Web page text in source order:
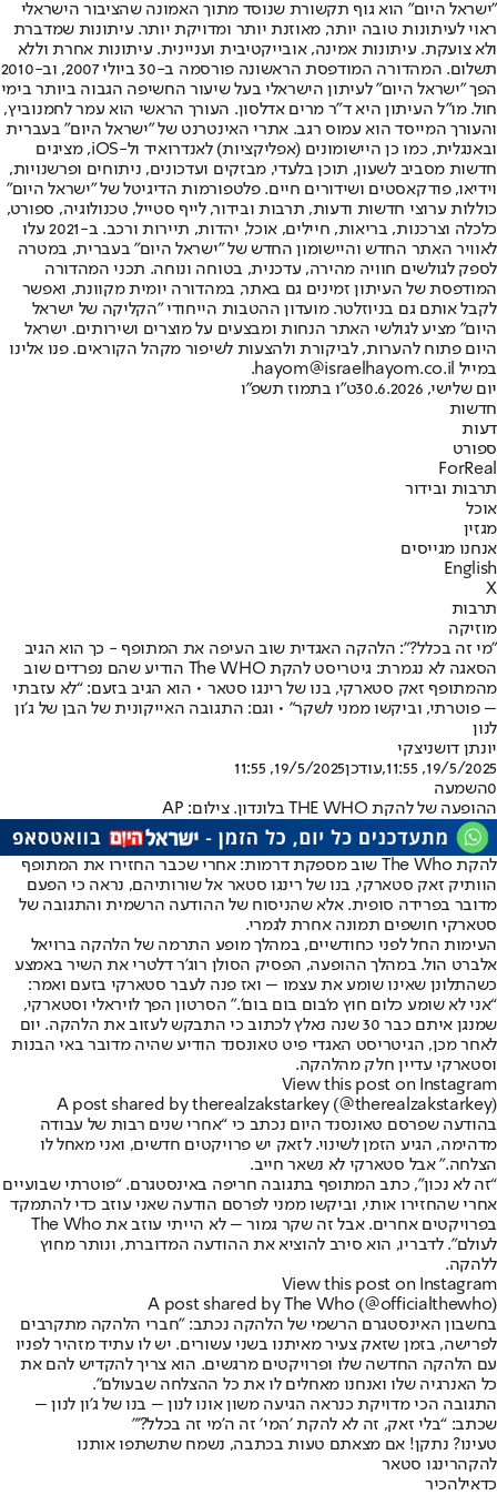
"ישראל היום" הוא גוף תקשורת שנוסד מתוך האמונה שהציבור הישראלי
ראוי לעיתונות טובה יותר, מאוזנת יותר ומדויקת יותר. עיתונות שמדברת
ולא צועקת. עיתונות אמינה, אובייקטיבית ועניינית. עיתונות אחרת וללא
תשלום. המהדורה המודפסת הראשונה פורסמה ב-30 ביולי 2007, וב-2010
הפך "ישראל היום" לעיתון הישראלי בעל שיעור החשיפה הגבוה ביותר בימי
חול. מו"ל העיתון היא ד"ר מרים אדלסון. העורך הראשי הוא עמר לחמנוביץ,
והעורך המייסד הוא עמוס רגב. אתרי האינטרנט של "ישראל היום" בעברית
ובאנגלית, כמו כן היישומונים (אפליקציות) לאנדרואיד ול-iOS, מציגים
חדשות מסביב לשעון, תוכן בלעדי, מבזקים ועדכונים, ניתוחים ופרשנויות,
וידיאו, פודקאסטים ושידורים חיים. פלטפורמות הדיגיטל של "ישראל היום"
כוללות ערוצי חדשות ודעות, תרבות ובידור, לייף סטייל, טכנולוגיה, ספורט,
כלכלה וצרכנות, בריאות, חיילים, אוכל, יהדות, תיירות ורכב. ב-2021 עלו
לאוויר האתר החדש והיישומון החדש של "ישראל היום" בעברית, במטרה
לספק לגולשים חוויה מהירה, עדכנית, בטוחה ונוחה. תכני המהדורה
המודפסת של העיתון זמינים גם באתר, במהדורה יומית מקוונת, ואפשר
לקבל אותם גם בניוזלטר. מועדון ההטבות הייחודי "הקליקה של ישראל
היום" מציע לגולשי האתר הנחות ומבצעים על מוצרים ושירותים. ישראל
היום פתוח להערות, לביקורת ולהצעות לשיפור מקהל הקוראים. פנו אלינו
במייל hayom@israelhayom.co.il.
יום שלישי, 30.6.2026
ט"ו בתמוז תשפ"ו
חדשות
דעות
ספורט
ForReal
תרבות ובידור
אוכל
מגזין
אנחנו מגייסים
English
X
תרבות
מוזיקה
"מי זה בכלל?": הלהקה האגדית שוב העיפה את המתופף - כך הוא הגיב
הסאגה לא נגמרת: גיטריסט להקת The WHO הודיע שהם נפרדים שוב
מהמתופף זאק סטארקי, בנו של רינגו סטאר • הוא הגיב בזעם: “לא עזבתי
– פוטרתי, וביקשו ממני לשקר" • וגם: התגובה האייקונית של הבן של ג׳ון
לנון
יונתן דושניצקי
19/5/2025, 11:55
,עודכן19/5/2025, 11:55
0השמעה
ההופעה של להקת THE WHO בלונדון. צילום: AP
להקת The Who שוב מספקת דרמות: אחרי שכבר החזירו את המתופף
הוותיק זאק סטארקי, בנו של רינגו סטאר אל שורותיהם, נראה כי הפעם
מדובר בפרידה סופית. אלא שהניסוח של ההודעה הרשמית והתגובה של
סטארקי חושפים תמונה אחרת לגמרי.
העימות החל לפני כחודשיים, במהלך מופע התרמה של הלהקה ברויאל
אלברט הול. במהלך ההופעה, הפסיק הסולן רוג’ר דלטרי את השיר באמצע
כשהתלונן שאינו שומע את עצמו – ואז פנה לעבר סטארקי בזעם ואמר:
“אני לא שומע כלום חוץ מ’בום בום בום’.” הסרטון הפך לויראלי וסטארקי,
שמנגן איתם כבר 30 שנה נאלץ לכתוב כי התבקש לעזוב את הלהקה. יום
לאחר מכן, הגיטריסט האגדי פיט טאונסנד הודיע שהיה מדובר באי הבנות
וסטארקי עדיין חלק מהלהקה.
View this post on Instagram
A post shared by therealzakstarkey (@therealzakstarkey)
בהודעה שפרסם טאונסנד היום נכתב כי “אחרי שנים רבות של עבודה
מדהימה, הגיע הזמן לשינוי. לזאק יש פרויקטים חדשים, ואני מאחל לו
הצלחה.” אבל סטארקי לא נשאר חייב.
“זה לא נכון”, כתב המתופף בתגובה חריפה באינסטגרם. “פוטרתי שבועיים
אחרי שהחזירו אותי, וביקשו ממני לפרסם הודעה שאני עוזב כדי להתמקד
בפרויקטים אחרים. אבל זה שקר גמור – לא הייתי עוזב את The Who
לעולם”. לדבריו, הוא סירב להוציא את ההודעה המדוברת, ונותר מחוץ
ללהקה.
View this post on Instagram
A post shared by The Who (@officialthewho)
בחשבון האינסטגרם הרשמי של הלהקה נכתב: "חברי הלהקה מתקרבים
לפרישה, בזמן שזאק צעיר מאיתנו בשני עשורים. יש לו עתיד מזהיר לפניו
עם הלהקה החדשה שלו ופרויקטים מרגשים. הוא צריך להקדיש להם את
כל האנרגיה שלו ואנחנו מאחלים לו את כל ההצלחה שבעולם".
התגובה הכי מדויקת כנראה הגיעה משון אונו לנון – בנו של ג’ון לנון –
שכתב: “בלי זאק, זה לא להקת ׳המי׳ זה ה’מי זה בכלל?’”
טעינו? נתקן! אם מצאתם טעות בכתבה, נשמח שתשתפו אותנו
להקהרינגו סטאר
כדאילהכיר